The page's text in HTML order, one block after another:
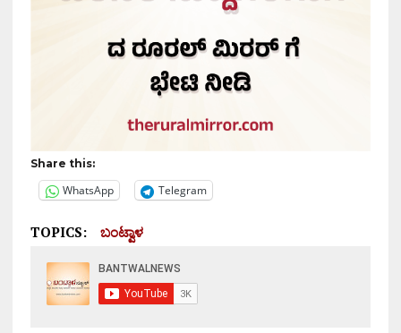
Share this:
WhatsApp Telegram
TOPICS: ಬಂಟ್ವಾಳ